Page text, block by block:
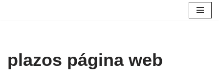
plazos página web